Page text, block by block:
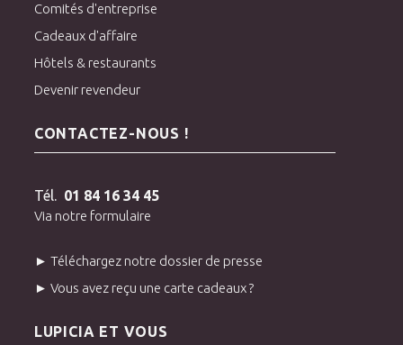
Comités d'entreprise
Cadeaux d'affaire
Hôtels & restaurants
Devenir revendeur
CONTACTEZ-NOUS !
Tél. 01 84 16 34 45
Via notre formulaire
► Téléchargez notre dossier de presse
► Vous avez reçu une carte cadeaux ?
LUPICIA ET VOUS